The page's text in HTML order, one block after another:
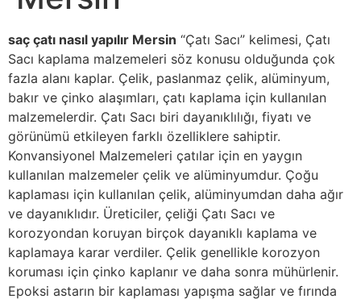
saç çatı nasıl yapılır Mersin “Çatı Sacı” kelimesi, Çatı
Sacı kaplama malzemeleri söz konusu olduğunda çok
fazla alanı kaplar. Çelik, paslanmaz çelik, alüminyum,
bakır ve çinko alaşımları, çatı kaplama için kullanılan
malzemelerdir. Çatı Sacı biri dayanıklılığı, fiyatı ve
görünümü etkileyen farklı özelliklere sahiptir.
Konvansiyonel Malzemeleri çatılar için en yaygın
kullanılan malzemeler çelik ve alüminyumdur. Çoğu
kaplaması için kullanılan çelik, alüminyumdan daha ağır
ve dayanıklıdır. Üreticiler, çeliği Çatı Sacı ve
korozyondan koruyan birçok dayanıklı kaplama ve
kaplamaya karar verdiler. Çelik genellikle korozyon
koruması için çinko kaplanır ve daha sonra mühürlenir.
Epoksi astarın bir kaplaması yapışma sağlar ve fırında